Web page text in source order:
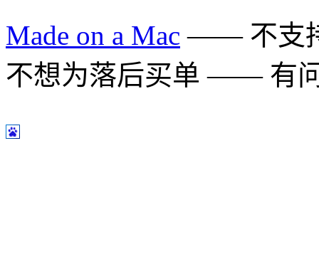
Made on a Mac —— 不支
不想为落后买单 —— 有